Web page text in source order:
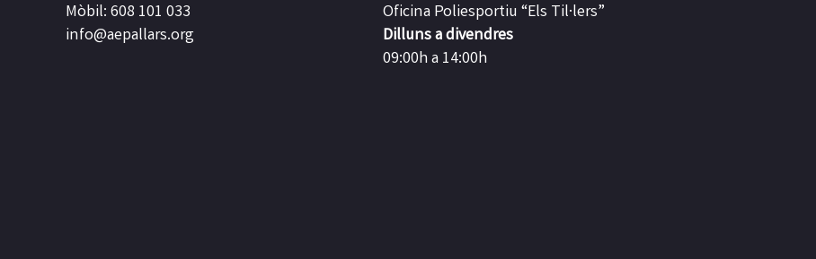
Mòbil: 608 101 033
info@aepallars.org
Oficina Poliesportiu “Els Til·lers”
Dilluns a divendres
09:00h a 14:00h